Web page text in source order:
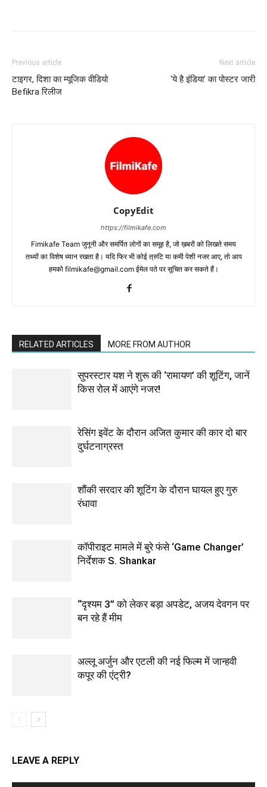
Previous article
टाइगर, दिशा का म्‍यूजिक वीडियो
Befikra रिलीज
Next article
‘ये है इंडिया’ का पोस्टर जारी
CopyEdit
https://filmikafe.com
Fimikafe Team जुनूनी और समर्पित लोगों का समूह है, जो ख़बरों को लिखते समय
तथ्‍यों का विशेष ध्‍यान रखता है। यदि फिर भी कोई त्रुटि या कमी पेशी नजर आए, तो आप
हमको filmikafe@gmail.com ईमेल पते पर सूचित कर सकते हैं।
RELATED ARTICLES MORE FROM AUTHOR
सुपरस्टार यश ने शुरू की ‘रामायण’ की शूटिंग, जानें
किस रोल में आएंगे नजर!
रेसिंग इवेंट के दौरान अजित कुमार की कार दो बार
दुर्घटनाग्रस्त
शौंकी सरदार की शूटिंग के दौरान घायल हुए गुरु
रंधावा
कॉपीराइट मामले में बुरे फंसे ‘Game Changer’
निर्देशक S. Shankar
“दृश्यम 3” को लेकर बड़ा अपडेट, अजय देवगन पर
बन रहे हैं मीम
अल्लू अर्जुन और एटली की नई फिल्म में जान्हवी
कपूर की एंट्री?
LEAVE A REPLY